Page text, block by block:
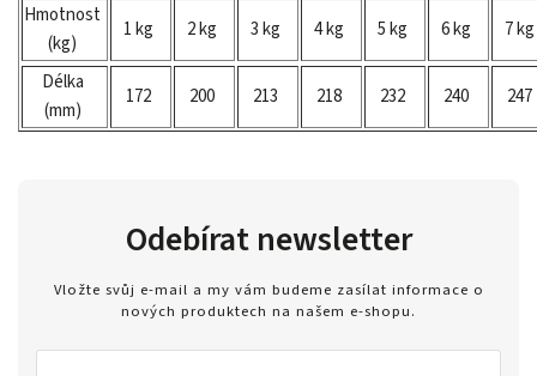
Hmotnost
(kg)
1 kg 2 kg 3 kg 4 kg 5 kg 6 kg 7 kg
Délka
(mm)
172 200 213 218 232 240 247
Odebírat newsletter
Vložte svůj e-mail a my vám budeme zasílat informace o
nových produktech na našem e-shopu.